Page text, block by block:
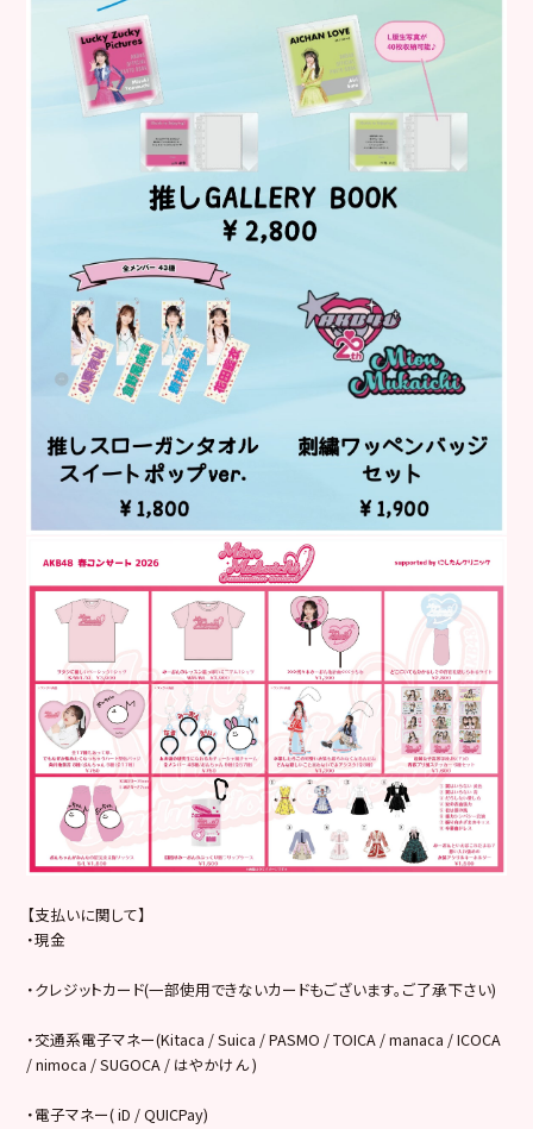
【支払いに関して】
・現金
・クレジットカード(一部使用できないカードもございます。ご了承下さい)
・交通系電子マネー(Kitaca / Suica / PASMO / TOICA / manaca / ICOCA
/ nimoca / SUGOCA / はやかけん )
・電子マネー( iD / QUICPay)